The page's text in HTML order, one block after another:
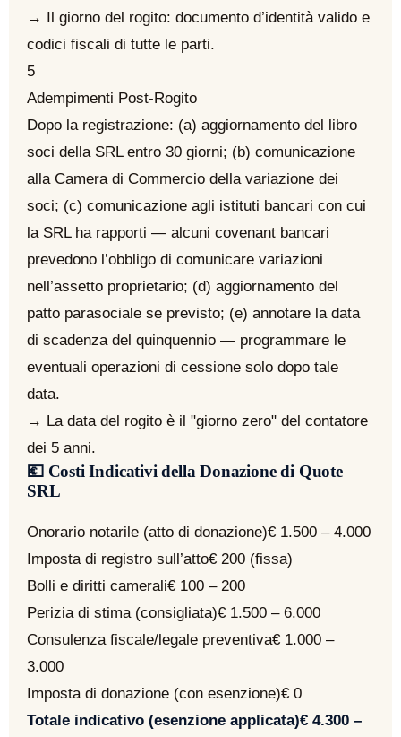
→ Il giorno del rogito: documento d’identità valido e
codici fiscali di tutte le parti.
5
Adempimenti Post-Rogito
Dopo la registrazione: (a) aggiornamento del libro
soci della SRL entro 30 giorni; (b) comunicazione
alla Camera di Commercio della variazione dei
soci; (c) comunicazione agli istituti bancari con cui
la SRL ha rapporti — alcuni covenant bancari
prevedono l’obbligo di comunicare variazioni
nell’assetto proprietario; (d) aggiornamento del
patto parasociale se previsto; (e) annotare la data
di scadenza del quinquennio — programmare le
eventuali operazioni di cessione solo dopo tale
data.
→ La data del rogito è il "giorno zero" del contatore
dei 5 anni.
💶 Costi Indicativi della Donazione di Quote
SRL
Onorario notarile (atto di donazione)€ 1.500 – 4.000
Imposta di registro sull’atto€ 200 (fissa)
Bolli e diritti camerali€ 100 – 200
Perizia di stima (consigliata)€ 1.500 – 6.000
Consulenza fiscale/legale preventiva€ 1.000 –
3.000
Imposta di donazione (con esenzione)€ 0
Totale indicativo (esenzione applicata)€ 4.300 –